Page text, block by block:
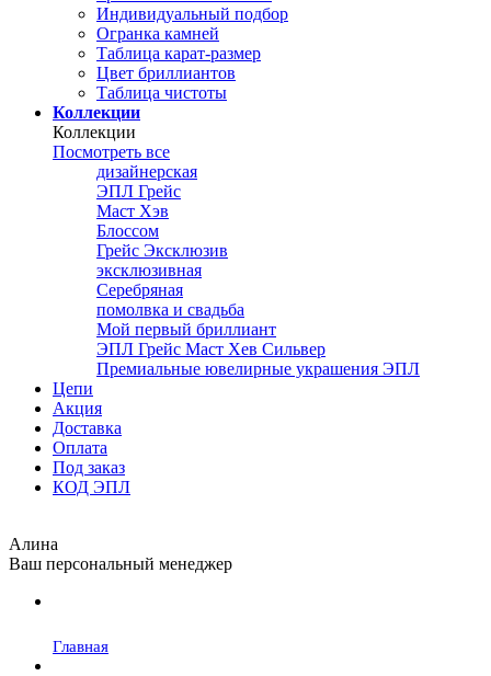
Индивидуальный подбор
Огранка камней
Таблица карат-размер
Цвет бриллиантов
Таблица чистоты
Коллекции
Коллекции
Посмотреть все
дизайнерская
ЭПЛ Грейс
Маст Хэв
Блоссом
Грейс Эксклюзив
эксклюзивная
Серебряная
помолвка и свадьба
Мой первый бриллиант
ЭПЛ Грейс Маст Хев Сильвер
Премиальные ювелирные украшения ЭПЛ
Цепи
Акция
Доставка
Оплата
Под заказ
КОД ЭПЛ
Алина
Ваш персональный менеджер
Главная